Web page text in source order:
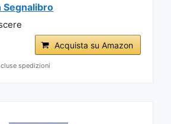
Segnalibro
Acquista su Amazon
spedizioni